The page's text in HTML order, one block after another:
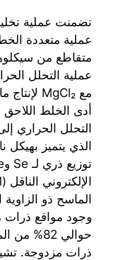
عملية متعددة
متقاطع من
عملية التحلل
الذي يتميز بهيكل
وجود مواقع
حوالي